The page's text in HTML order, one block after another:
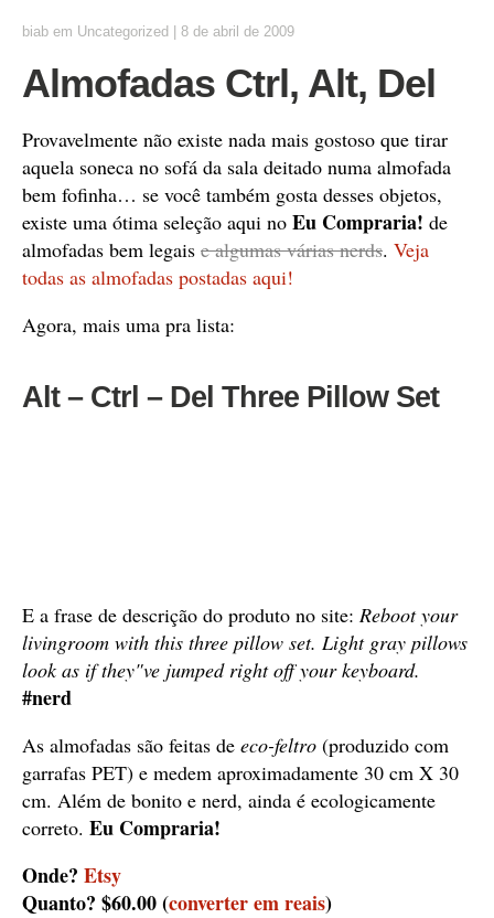
biab em Uncategorized 8 de abril de 2009
Almofadas Ctrl, Alt, Del
Provavelmente não existe nada mais gostoso que tirar
aquela soneca no sofá da sala deitado numa almofada
bem fofinha… se você também gosta desses objetos,
existe uma ótima seleção aqui no Eu Compraria! de
almofadas bem legais e algumas várias nerds. Veja
todas as almofadas postadas aqui!
Agora, mais uma pra lista:
Alt – Ctrl – Del Three Pillow Set
E a frase de descrição do produto no site: Reboot your
livingroom with this three pillow set. Light gray pillows
look as if they"ve jumped right off your keyboard.
#nerd
As almofadas são feitas de eco-feltro (produzido com
garrafas PET) e medem aproximadamente 30 cm X 30
cm. Além de bonito e nerd, ainda é ecologicamente
correto. Eu Compraria!
Onde? Etsy
Quanto? $60.00 (converter em reais)